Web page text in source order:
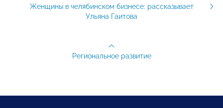
Женщины в челябинском бизнесе: рассказывает
Ульяна Гаитова
Региональное развитие